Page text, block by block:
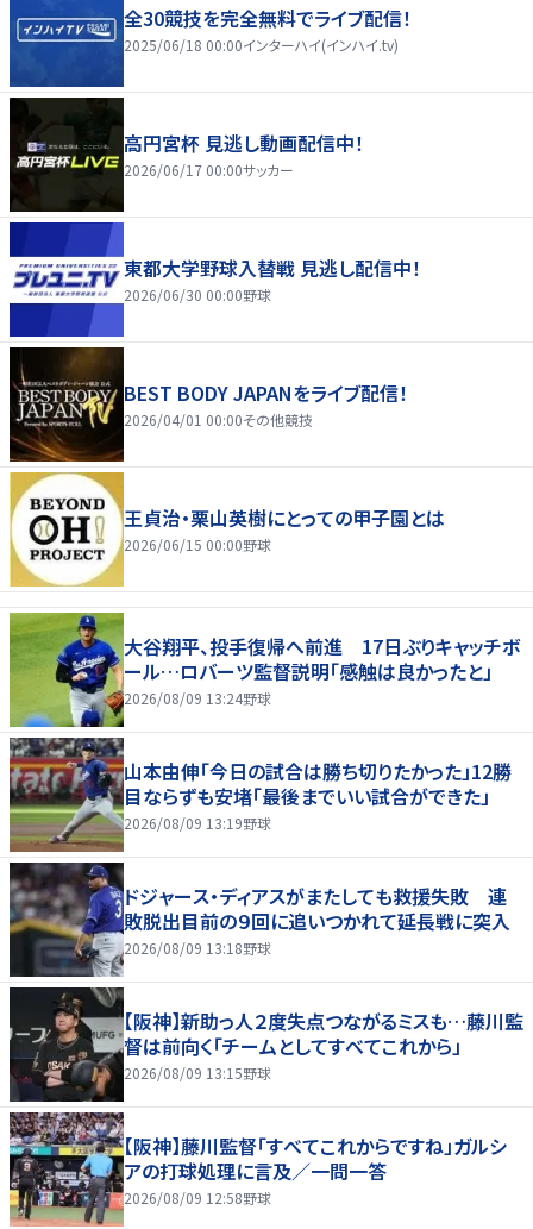
全30競技を完全無料でライブ配信！
2025/06/18 00:00インターハイ(インハイ.tv)
高円宮杯 見逃し動画配信中！
2026/06/17 00:00サッカー
東都大学野球入替戦 見逃し配信中！
2026/06/30 00:00野球
BEST BODY JAPANをライブ配信！
2026/04/01 00:00その他競技
王貞治・栗山英樹にとっての甲子園とは
2026/06/15 00:00野球
大谷翔平、投手復帰へ前進 17日ぶりキャッチボ
ール…ロバーツ監督説明「感触は良かったと」
2026/08/09 13:24野球
山本由伸「今日の試合は勝ち切りたかった」12勝
目ならずも安堵「最後までいい試合ができた」
2026/08/09 13:19野球
ドジャース・ディアスがまたしても救援失敗 連
敗脱出目前の９回に追いつかれて延長戦に突入
2026/08/09 13:18野球
【阪神】新助っ人２度失点つながるミスも…藤川監
督は前向く「チームとしてすべてこれから」
2026/08/09 13:15野球
【阪神】藤川監督「すべてこれからですね」ガルシ
アの打球処理に言及／一問一答
2026/08/09 12:58野球